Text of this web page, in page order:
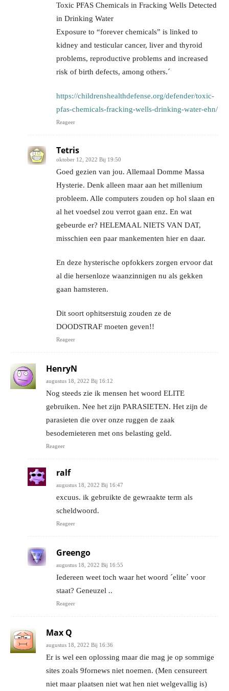
Toxic PFAS Chemicals in Fracking Wells Detected
in Drinking Water
Exposure to “forever chemicals” is linked to
kidney and testicular cancer, liver and thyroid
problems, reproductive problems and increased
risk of birth defects, among others.´
https://childrenshealthdefense.org/defender/toxic-
pfas-chemicals-fracking-wells-drinking-water-ehn/
Reageer
Tetris
oktober 12, 2022 Bij 19:50
Goed gezien van jou. Allemaal Domme Massa
Hysterie. Denk alleen maar aan het millenium
probleem. Alle computers zouden op hol slaan en
al het voedsel zou verrot gaan enz. En wat
gebeurde er? HELEMAAL NIETS VAN DAT,
misschien een paar mankementen hier en daar.
En deze hysterische opfokkers zorgen ervoor dat
al die hersenloze waanzinnigen nu als gekken
gaan hamsteren.
Dit soort ophitserstuig zouden ze de
DOODSTRAF moeten geven!!
Reageer
HenryN
augustus 18, 2022 Bij 16:12
Nog steeds zie ik mensen het woord ELITE
gebruiken. Nee het zijn PARASIETEN. Het zijn de
parasieten die over onze ruggen de zaak
besodemieteren met ons belasting geld.
Reageer
ralf
augustus 18, 2022 Bij 16:47
excuus. ik gebruikte de gewraakte term als
scheldwoord.
Reageer
Greengo
augustus 18, 2022 Bij 16:55
Iedereen weet toch waar het woord ´elite´ voor
staat? Geneuzel ..
Reageer
Max Q
augustus 18, 2022 Bij 16:36
Er is wel een oplossing maar die mag je op sommige
sites zoals 9fornews niet noemen. (Men censureert
niet maar plaatsen niet wat hen niet welgevallig is)